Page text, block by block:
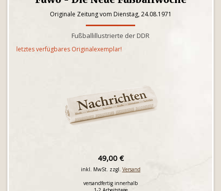
Originale Zeitung vom Dienstag, 24.08.1971
Fußballillustrierte der DDR
letztes verfügbares Originalexemplar!
49,00 €
inkl. MwSt. zzgl. Versand
versandfertig innerhalb